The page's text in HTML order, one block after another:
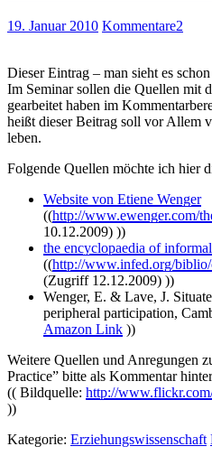
19. Januar 2010 Kommentare2
Dieser Eintrag – man sieht es
Im Seminar sollen die Quellen mit
gearbeitet haben im
heißt dieser Beitrag soll vor Allem
leben.
Folgende Quellen möchte ich hier
Website von Etiene Wenger
((http://www.ewenger.com/
10.12.2009) ))
the encyclopaedia of
((http://www.infed.org/
(Zugriff 12.12.2009) ))
Wenger, E. & Lave, J.
peripheral participation,
Amazon Link ))
Weitere Quellen und Anregungen
Practice” bitte als Kommentar
(( Bildquelle: http://
))
Kategorie: Erziehungswissenschaft